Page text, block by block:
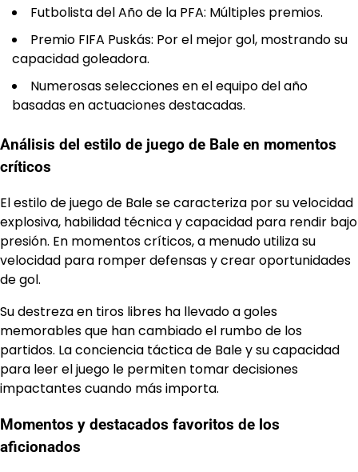
Futbolista del Año de la PFA: Múltiples premios.
Premio FIFA Puskás: Por el mejor gol, mostrando su
capacidad goleadora.
Numerosas selecciones en el equipo del año
basadas en actuaciones destacadas.
Análisis del estilo de juego de Bale en momentos
críticos
El estilo de juego de Bale se caracteriza por su velocidad
explosiva, habilidad técnica y capacidad para rendir bajo
presión. En momentos críticos, a menudo utiliza su
velocidad para romper defensas y crear oportunidades
de gol.
Su destreza en tiros libres ha llevado a goles
memorables que han cambiado el rumbo de los
partidos. La conciencia táctica de Bale y su capacidad
para leer el juego le permiten tomar decisiones
impactantes cuando más importa.
Momentos y destacados favoritos de los
aficionados